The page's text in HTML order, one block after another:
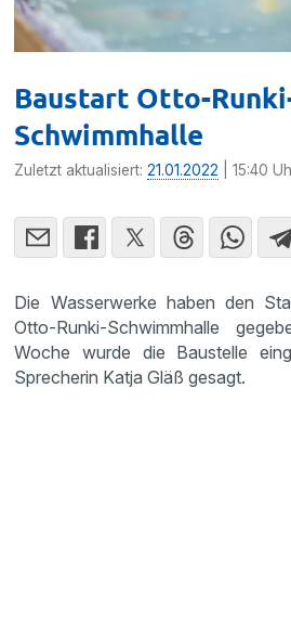
Baustart Otto-
Schwimmhalle
Zuletzt aktualisiert:21.01.2022 | 15:40
Die Wasserwerke haben den
Otto-Runki-Schwimmhalle
Woche wurde die Baustelle
Sprecherin Katja Gläß gesagt.